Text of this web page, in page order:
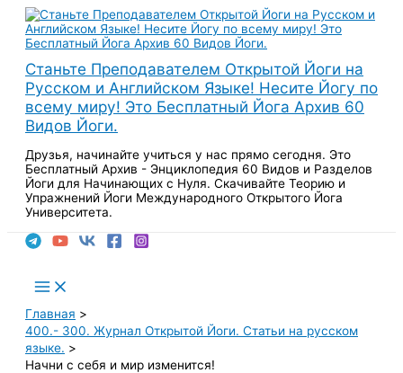
Перейти
содержимому
Станьте Преподавателем Открытой Йоги на
Русском и Английском Языке! Несите Йогу по
всему миру! Это Бесплатный Йога Архив 60
Видов Йоги.
Друзья, начинайте учиться у нас прямо сегодня. Это
Бесплатный Архив - Энциклопедия 60 Видов и Разделов
Йоги для Начинающих с Нуля. Скачивайте Теорию и
Упражнений Йоги Международного Открытого Йога
Университета.
Main
Menu
Главная
400.- 300. Журнал Открытой Йоги. Статьи на русском
языке.
Начни с себя и мир изменится!